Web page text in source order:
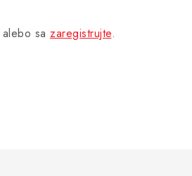
alebo sa zaregistrujte.